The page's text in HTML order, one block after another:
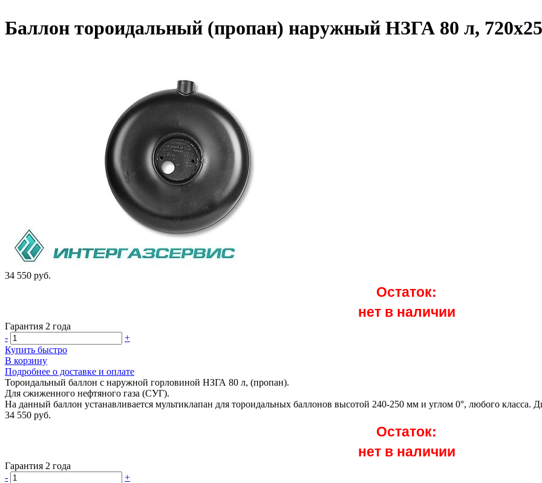
Баллон тороидальный (пропан) наружный НЗГА 80 л,
34 550 руб.
Остаток:
нет в наличии
Гарантия 2 года
-
+
Купить быстро
В корзину
Подробнее о доставке и оплате
Тороидальный баллон с наружной горловиной НЗГА 80 л, (пропан).
Для сжиженного нефтяного газа (СУГ).
На данный баллон устанавливается мультиклапан для тороидальных баллонов высотой 240-250 мм и углом 0°, любого
34 550 руб.
Остаток:
нет в наличии
Гарантия 2 года
-
+